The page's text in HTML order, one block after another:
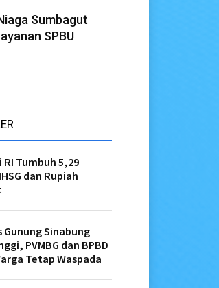
Sumbagut
SPBU
RI Tumbuh 5,29
dan Rupiah
Sinabung
PVMBG dan BPBD
Tetap Waspada